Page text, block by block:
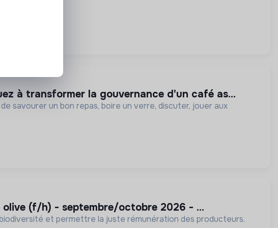
à transformer la gouvernance d'un café as...
savourer un bon repas, boire un verre, discuter, jouer aux
olive (f/h) - septembre/octobre 2026 - ...
et permettre la juste rémunération des producteurs.